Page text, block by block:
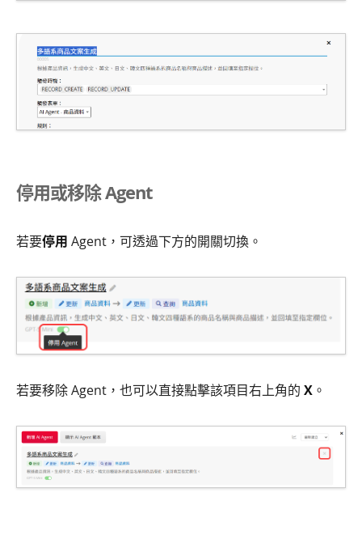
停用或移除 Agent
若要停用 Agent，可透過下方的開關切換。
若要移除 Agent，也可以直接點擊該項目右上角的 X 。